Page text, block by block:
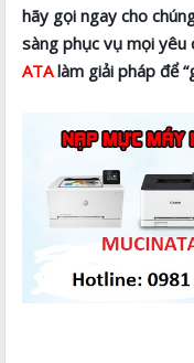
hãy gọi ngay cho
sàng phục vụ mọi yêu
ATAlàm giải pháp để